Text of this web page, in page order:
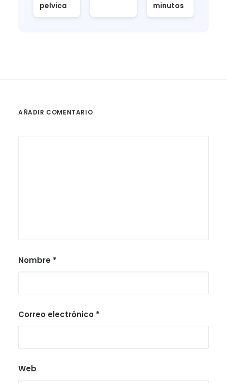
pelvica
minutos
AÑADIR COMENTARIO
Nombre *
Correo electrónico *
Web